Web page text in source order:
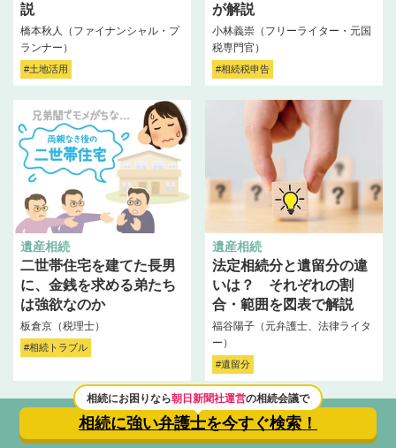
説
橋本秋人（ファイナンシャル・プ
ランナー）
#土地活用
が解説
小林義崇（フリーライター・元国
税専門官）
#相続税申告
遺産相続
二世帯住宅を建てた長男
に、金銭を求める弟たち
は強欲なのか
板倉京（税理士）
#相続トラブル
遺産相続
法定相続分と遺留分の違
いは？ それぞれの割
合・範囲を図表で解説
福谷陽子（元弁護士、法律ライタ
ー）
#遺留分
相続にお困りなら朝日新聞社運営の相続会議で
相続に強い弁護士を今すぐ検索！